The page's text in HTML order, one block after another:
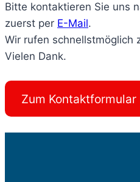
Bitte kontaktieren Sie uns
zuerst per E-Mail.
Wir rufen schnellstmöglich
Vielen Dank.
Zum Kontaktformular